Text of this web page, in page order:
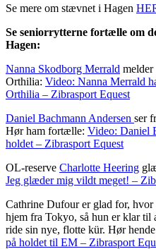
Se mere om stævnet i Hagen
Se seniorrytterne fortælle om
Hagen:
Nanna Skodborg Merrald
Orthilia: Video: Nanna Merrald
Orthilia – Zibrasport Equest
Daniel Bachmann Andersen ser
Hør ham fortælle: Video: Daniel
holdet – Zibrasport Equest
OL-reserve Charlotte Heering
Jeg glæder mig vildt meget! –
Cathrine Dufour er glad for, hvor
hjem fra Tokyo, så hun er klar
ride sin nye, flotte kür. Hør
på holdet til EM – Zibrasport